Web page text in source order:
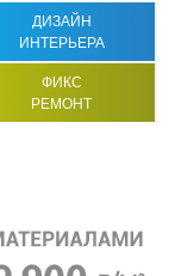
ДИЗАЙН
ИНТЕРЬЕРА
ФИКС
РЕМОНТ